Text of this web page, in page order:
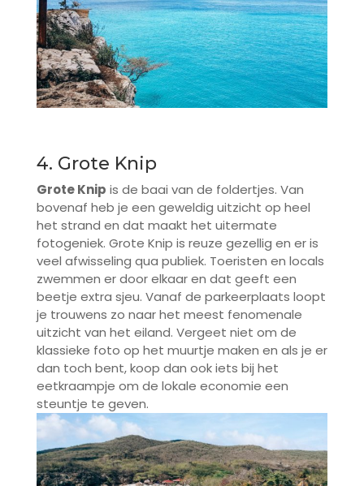
4. Grote Knip
Grote Knip is de baai van de foldertjes. Van
bovenaf heb je een geweldig uitzicht op heel
het strand en dat maakt het uitermate
fotogeniek. Grote Knip is reuze gezellig en er is
veel afwisseling qua publiek. Toeristen en locals
zwemmen er door elkaar en dat geeft een
beetje extra sjeu. Vanaf de parkeerplaats loopt
je trouwens zo naar het meest fenomenale
uitzicht van het eiland. Vergeet niet om de
klassieke foto op het muurtje maken en als je er
dan toch bent, koop dan ook iets bij het
eetkraampje om de lokale economie een
steuntje te geven.